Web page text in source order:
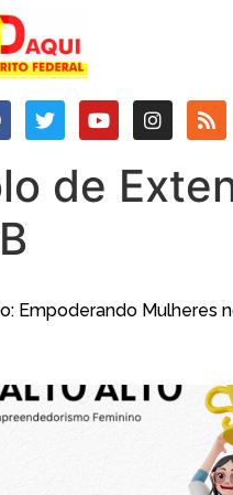
de
Empoderando Mulheres